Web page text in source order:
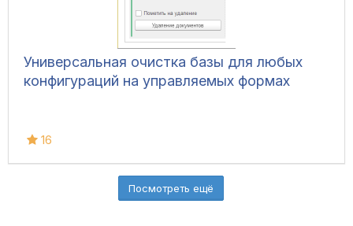
Универсальная очистка базы для любых
конфигураций на управляемых формах
16
Посмотреть ещё